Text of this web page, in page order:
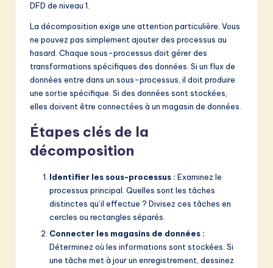
DFD de niveau 1.
La décomposition exige une attention particulière. Vous
ne pouvez pas simplement ajouter des processus au
hasard. Chaque sous-processus doit gérer des
transformations spécifiques des données. Si un flux de
données entre dans un sous-processus, il doit produire
une sortie spécifique. Si des données sont stockées,
elles doivent être connectées à un magasin de données.
Étapes clés de la
décomposition
Identifier les sous-processus : Examinez le
processus principal. Quelles sont les tâches
distinctes qu’il effectue ? Divisez ces tâches en
cercles ou rectangles séparés.
Connecter les magasins de données :
Déterminez où les informations sont stockées. Si
une tâche met à jour un enregistrement, dessinez